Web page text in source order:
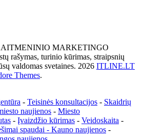
MARKETINGO
rašymas, turinio kūrimas, straipsnių
valdomas svetaines. 2026 ITLINE.LT
Themes.
- Teisinės konsultacijos - Skaidrių
naujienos - Miesto
- Įvaizdžio kūrimas - Veidoskaita -
spaudai - Kauno naujienos -